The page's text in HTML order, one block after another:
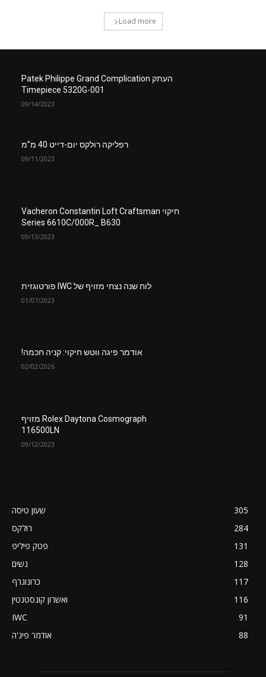
Load more
העתק Patek Philippe Grand Complication
Timepiece 5320G-001
09/14/2023
רפליקה רולקס יום-דייט 40 מ”מ
09/11/2023
חיקוי Vacheron Constantin Loft Craftsman
Series 6610C/000R_ B630
09/13/2023
לוח שנה נצחי מזויף של IWC פורטוגזית
01/07/2023
אודמר פיגה ווטש חיקוי: קניה חכמה!
02/02/2026
Rolex Daytona Cosmograph מזויף
116500LN
09/12/2023
שעון טיסה
305
רולקס
284
פטק פיליפ
131
נשים
128
כרונוגרף
117
ואשרון קונסטנטין
116
IWC
91
אודמר פיג'ה
88